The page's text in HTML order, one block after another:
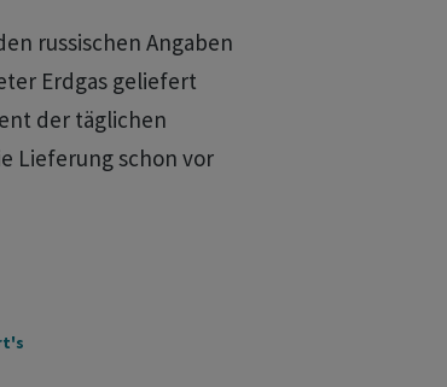
russischen Angaben
Erdgas geliefert
der täglichen
Lieferung schon vor